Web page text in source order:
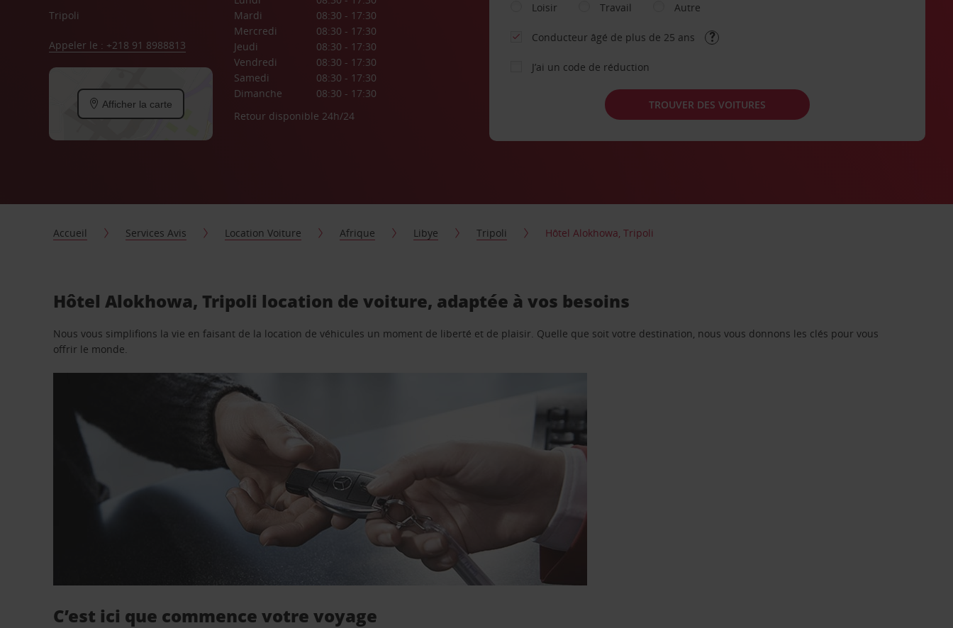
Tripoli
Appeler le : +218 91 8988813
Afficher la carte
Mardi
08:30 - 17:30
Mercredi
08:30 - 17:30
Jeudi
08:30 - 17:30
Vendredi
08:30 - 17:30
Samedi
08:30 - 17:30
Dimanche
08:30 - 17:30
Retour disponible 24h/24
Loisir
Travail Autre
Conducteur âgé de plus de 25 ans
J’ai un code de réduction
TROUVER DES VOITURES
Accueil Services Avis Location Voiture Afrique Libye Tripoli Hôtel Alokhowa, Tripoli
Hôtel Alokhowa, Tripoli location de voiture, adaptée à vos besoins
Nous vous simplifions la vie en faisant de la location de véhicules un moment de liberté et de plaisir. Quelle que soit votre destination, nous vous donnons les clés pour vous
offrir le monde.
C’est ici que commence votre voyage